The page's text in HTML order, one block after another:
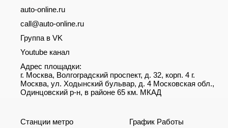
auto-online.ru
call@auto-online.ru
Группа в VK
Youtube канал
Адрес площадки:
г. Москва, Волгоградский проспект, д. 32, корп. 4 г.
Москва, ул. Ходынский бульвар, д. 4 Московская обл.,
Одинцовский р-н, в районе 65 км. МКАД
Станции метро
График Работы